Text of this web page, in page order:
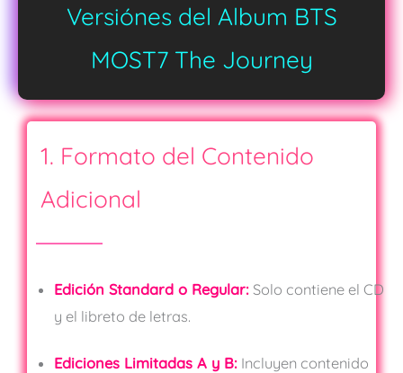
Versiónes del Album BTS
MOST7 The Journey
1. Formato del Contenido
Adicional
Edición Standard o Regular: Solo contiene el CD
y el libreto de letras.
Ediciones Limitadas A y B: Incluyen contenido